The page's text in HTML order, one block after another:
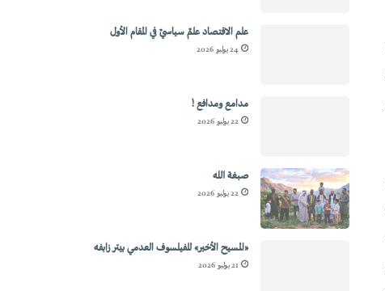
علم الاقتصاد علمٌ سياسيٌ في المقام الأول
24 يوليو 2026
مدامع ومدافع !
22 يوليو 2026
صبغة الله
22 يوليو 2026
«المسيح الأخير» للفيلسوف العدمي بيتر زابفه
21 يوليو 2026